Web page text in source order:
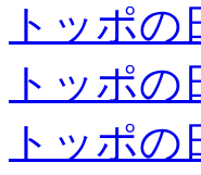
トッポの
トッポの
トッポの